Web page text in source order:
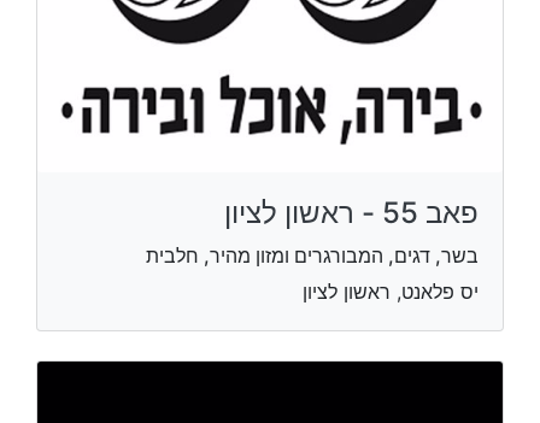
פאב 55 - ראשון לציון
בשר, דגים, המבורגרים ומזון מהיר, חלבית
יס פלאנט, ראשון לציון